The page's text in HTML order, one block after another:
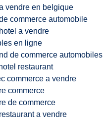
vendre en belgique
commerce automobile
a vendre
en ligne
de commerce automobiles
restaurant
commerce a vendre
commerce
de commerce
a vendre